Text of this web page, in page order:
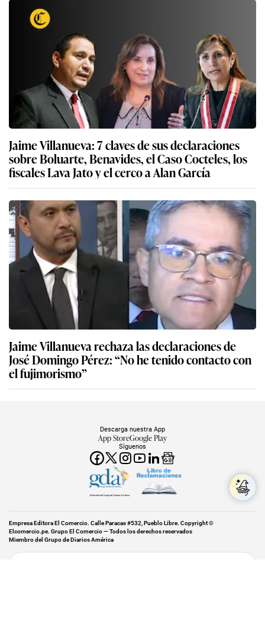
Jaime Villanueva: 7 claves de sus declaraciones
sobre Boluarte, Benavides, el Caso Cocteles, los
fiscales Lava Jato y el cerco a Alan García
Jaime Villanueva rechaza las declaraciones de
José Domingo Pérez: “No he tenido contacto con
el fujimorismo”
Síguenos
Descarga nuestra App
App StoreGoogle Play
Miembro del Grupo de Diarios América
Empresa Editora El Comercio. Calle Paracas #532, Pueblo Libre. Copyright ©
Elcomercio.pe. Grupo El Comercio — Todos los derechos reservados
Miembro del Grupo de Diarios América